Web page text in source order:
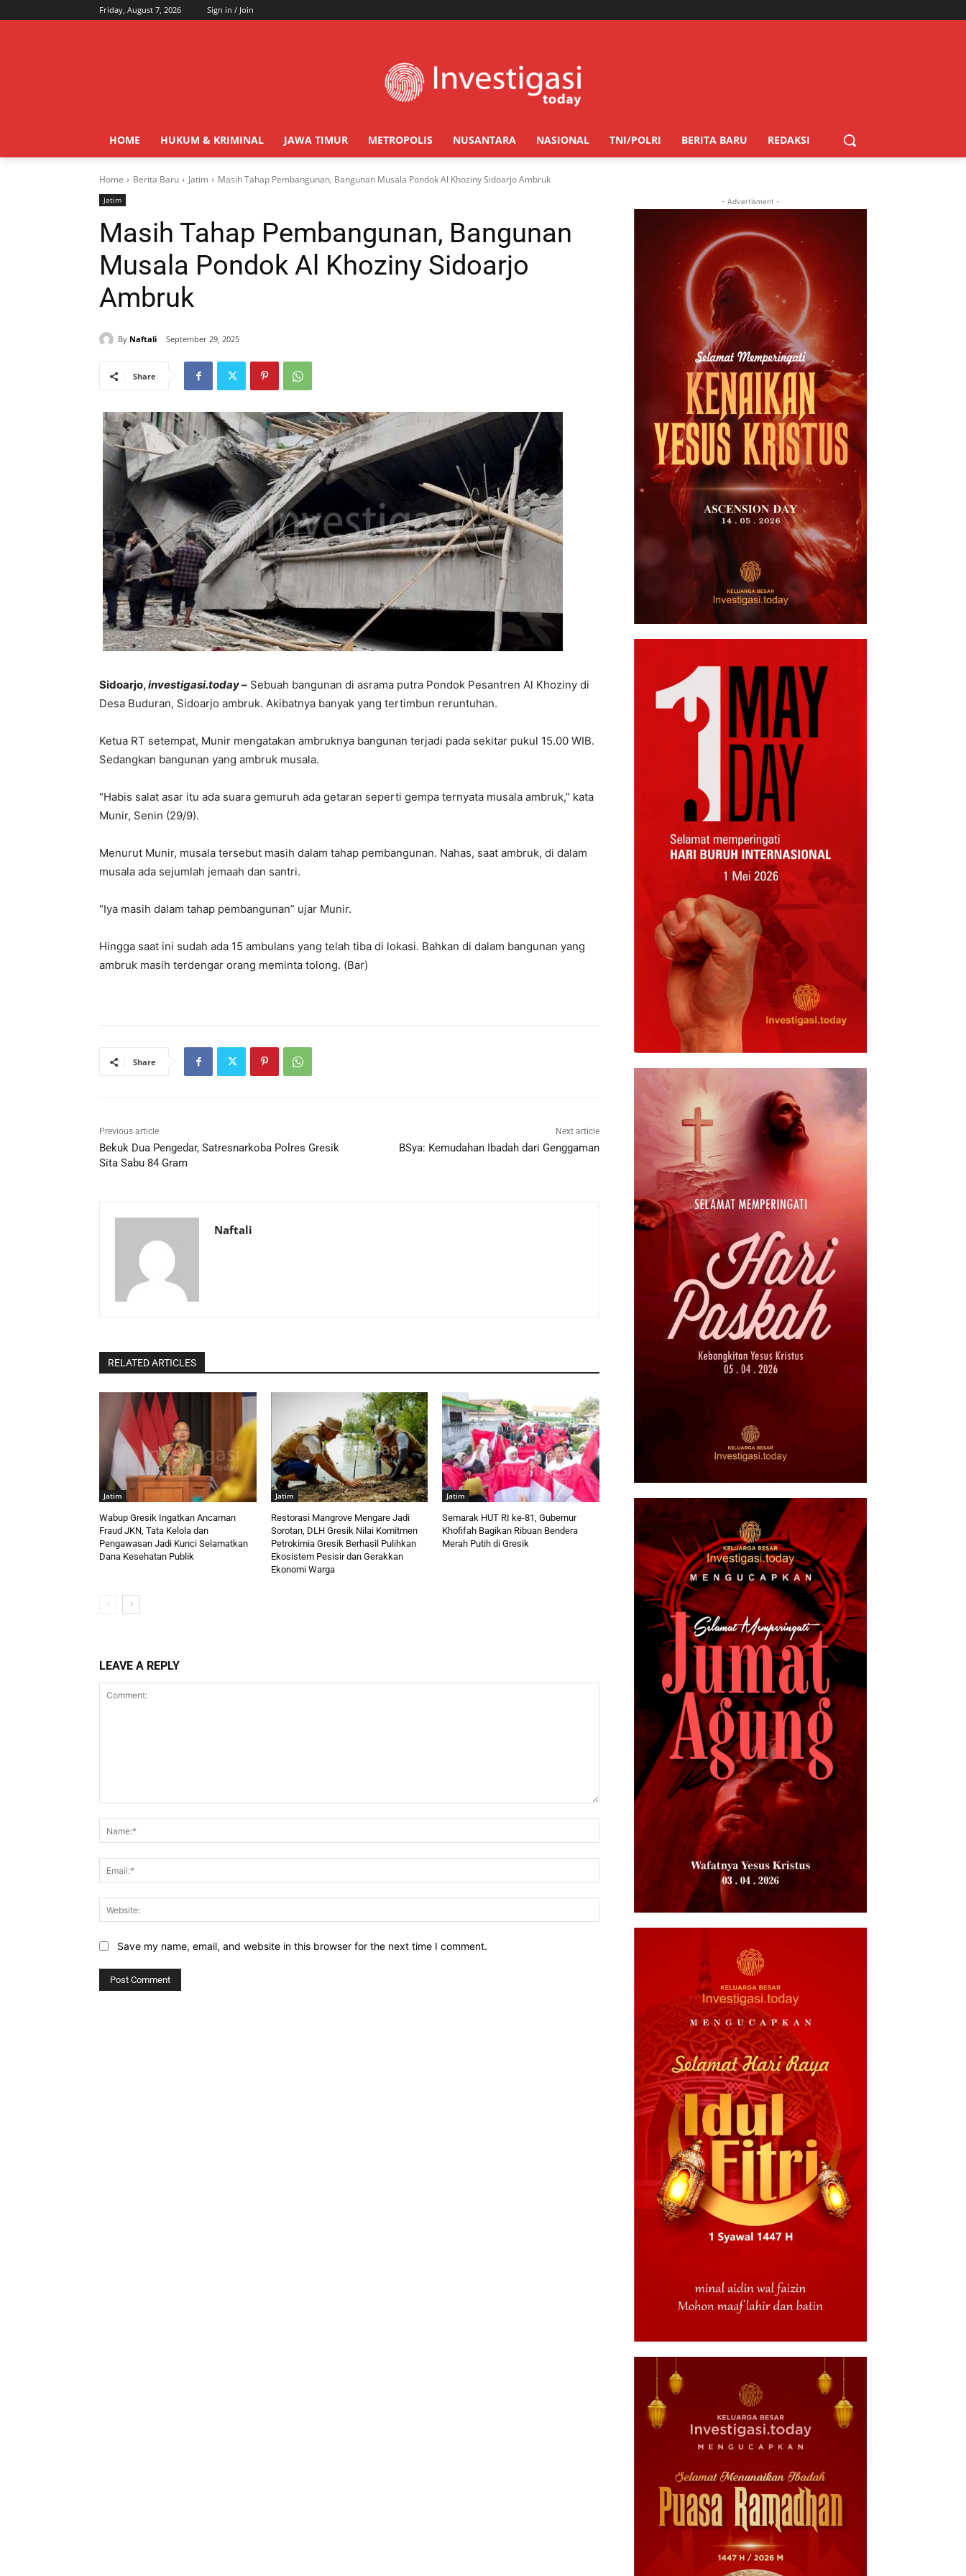
Friday, August 7, 2026 Sign in / Join
HOME HUKUM & KRIMINAL JAWA TIMUR METROPOLIS NUSANTARA NASIONAL TNI/POLRI BERITA BARU REDAKSI
Home Berita Baru Jatim Masih Tahap Pembangunan, Bangunan Musala Pondok Al Khoziny Sidoarjo Ambruk
Jatim
Masih Tahap Pembangunan, Bangunan
Musala Pondok Al Khoziny Sidoarjo
Ambruk
By Naftali September 29, 2025
Share
Sidoarjo,investigasi.today– Sebuah bangunan di asrama putra Pondok Pesantren Al Khoziny di
Desa Buduran, Sidoarjo ambruk. Akibatnya banyak yang tertimbun reruntuhan.
Ketua RT setempat, Munir mengatakan ambruknya bangunan terjadi pada sekitar pukul 15.00 WIB.
Sedangkan bangunan yang ambruk musala.
“Habis salat asar itu ada suara gemuruh ada getaran seperti gempa ternyata musala ambruk,” kata
Munir, Senin (29/9).
Menurut Munir, musala tersebut masih dalam tahap pembangunan. Nahas, saat ambruk, di dalam
musala ada sejumlah jemaah dan santri.
“Iya masih dalam tahap pembangunan” ujar Munir.
Hingga saat ini sudah ada 15 ambulans yang telah tiba di lokasi. Bahkan di dalam bangunan yang
ambruk masih terdengar orang meminta tolong. (Bar)
Share
Previous article
Bekuk Dua Pengedar, Satresnarkoba Polres Gresik
Sita Sabu 84 Gram
Next article
BSya: Kemudahan Ibadah dari Genggaman
Naftali
RELATED ARTICLES
Jatim
Wabup Gresik Ingatkan Ancaman
Fraud JKN, Tata Kelola dan
Pengawasan Jadi Kunci Selamatkan
Dana Kesehatan Publik
Jatim
Restorasi Mangrove Mengare Jadi
Sorotan, DLH Gresik Nilai Komitmen
Petrokimia Gresik Berhasil Pulihkan
Ekosistem Pesisir dan Gerakkan
Ekonomi Warga
Jatim
Semarak HUT RI ke-81, Gubernur
Khofifah Bagikan Ribuan Bendera
Merah Putih di Gresik
LEAVE A REPLY
Save my name, email, and website in this browser for the next time I comment.
- Advertisment -